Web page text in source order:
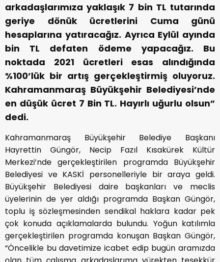
arkadaşlarımıza yaklaşık 7 bin TL tutarında
geriye dönük ücretlerini Cuma günü
hesaplarına yatıracağız. Ayrıca Eylül ayında
bin TL defaten ödeme yapacağız. Bu
noktada 2021 ücretleri esas alındığında
%100’lük bir artış gerçekleştirmiş oluyoruz.
Kahramanmaraş Büyükşehir Belediyesi’nde
en düşük ücret 7 Bin TL. Hayırlı uğurlu olsun”
dedi.
Kahramanmaraş Büyükşehir Belediye Başkanı
Hayrettin Güngör, Necip Fazıl Kısakürek Kültür
Merkezi’nde gerçekleştirilen programda Büyükşehir
Belediyesi ve KASKİ personelleriyle bir araya geldi.
Büyükşehir Belediyesi daire başkanları ve meclis
üyelerinin de yer aldığı programda Başkan Güngör,
toplu iş sözleşmesinden sendikal haklara kadar pek
çok konuda açıklamalarda bulundu. Yoğun katılımla
gerçekleştirilen programda konuşan Başkan Güngör,
“Öncelikle bu davetimize icabet edip bugün aramızda